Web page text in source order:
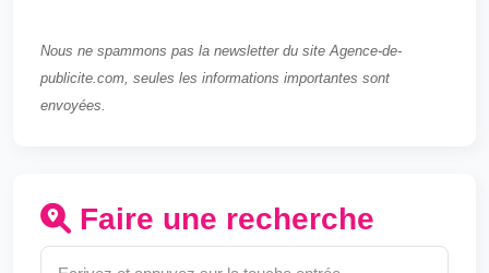
Nous ne spammons pas la newsletter du site Agence-de-
publicite.com, seules les informations importantes sont
envoyées.
Faire une recherche